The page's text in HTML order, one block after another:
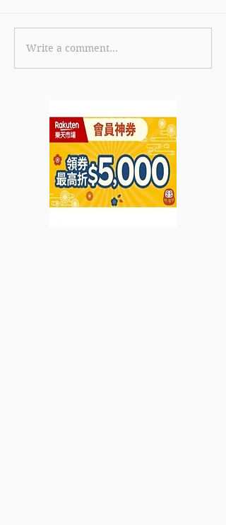
《KKday 消費券優惠多重
賞優惠》預訂海逸君綽酒
午小點、 雞尾酒 鮑參翅肚
晚餐 (優惠至2021年10月
31日)
Write a comment...